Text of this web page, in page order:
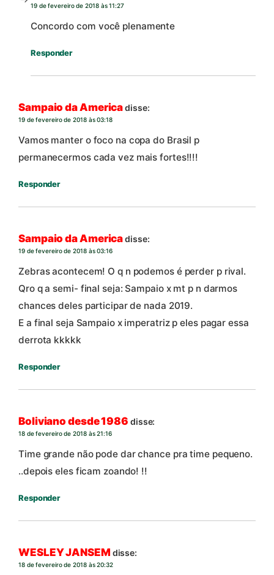
19 de fevereiro de 2018 às 11:27
Concordo com você plenamente
Responder
Sampaio da Americadisse:
19 de fevereiro de 2018 às 03:18
Vamos manter o foco na copa do Brasil p
permanecermos cada vez mais fortes!!!!
Responder
Sampaio da Americadisse:
19 de fevereiro de 2018 às 03:16
Zebras acontecem! O q n podemos é perder p rival.
Qro q a semi- final seja: Sampaio x mt p n darmos
chances deles participar de nada 2019.
E a final seja Sampaio x imperatriz p eles pagar essa
derrota kkkkk
Responder
Boliviano desde 1986 disse:
18 de fevereiro de 2018 às 21:16
Time grande não pode dar chance pra time pequeno.
..depois eles ficam zoando! !!
Responder
WESLEY JANSEM disse:
18 de fevereiro de 2018 às 20:32